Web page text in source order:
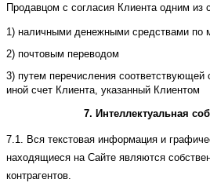
Продавцом с согласия Клиента одним из
1) наличными денежными средствами по
2) почтовым переводом
3) путем перечисления
иной счет Клиента, указанный Клиентом
7. Интеллектуальная
7.1. Вся текстовая информация и
находящиеся на Сайте являются
контрагентов.